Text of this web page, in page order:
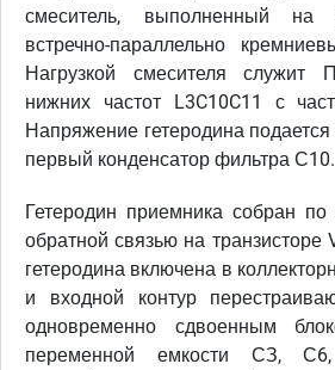
смеситель, выполненный на
встречно-параллельно
Нагрузкой смесителя служит
нижних частот L3C10C11 с
Напряжение гетеродина
первый конденсатор фильтра С10.
Гетеродин приемника собран
обратной связью на транзисторе
гетеродина включена в
и входной контур
одновременно сдвоенным
переменной емкости СЗ,